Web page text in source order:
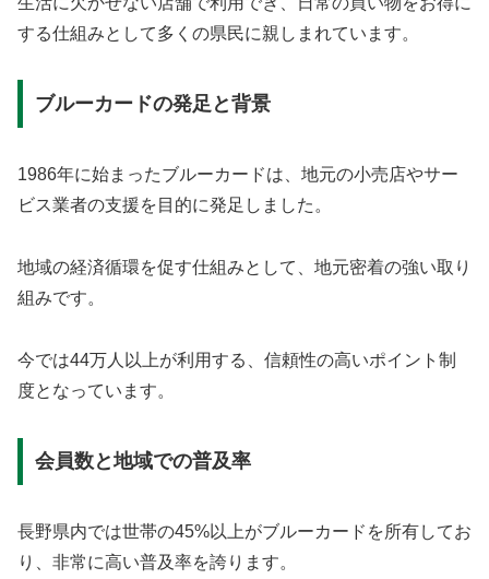
する仕組みとして多くの県民に親しまれています。
ブルーカードの発足と背景
1986年に始まったブルーカードは、地元の小売店やサー
ビス業者の支援を目的に発足しました。
地域の経済循環を促す仕組みとして、地元密着の強い取り
組みです。
今では44万人以上が利用する、信頼性の高いポイント制
度となっています。
会員数と地域での普及率
長野県内では世帯の45%以上がブルーカードを所有してお
り、非常に高い普及率を誇ります。